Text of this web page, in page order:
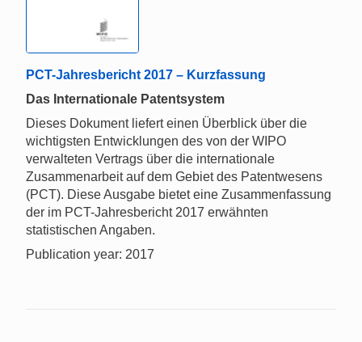
PCT-Jahresbericht 2017 – Kurzfassung
Das Internationale Patentsystem
Dieses Dokument liefert einen Überblick über die
wichtigsten Entwicklungen des von der WIPO
verwalteten Vertrags über die internationale
Zusammenarbeit auf dem Gebiet des Patentwesens
(PCT). Diese Ausgabe bietet eine Zusammenfassung
der im PCT-Jahresbericht 2017 erwähnten
statistischen Angaben.
Publication year: 2017